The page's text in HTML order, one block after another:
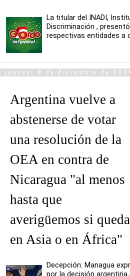
La titular del INADI,
Discriminación ,
respectivas entidades a
jueves, 9 de diciembre de 2021
Argentina vuelve a
abstenerse de votar
una resolución de la
OEA en contra de
Nicaragua "al menos
hasta que
averigüemos si queda
en Asia o en África"
Decepción: Managua